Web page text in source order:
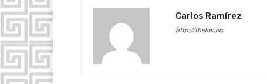
Carlos Ramírez
http://thelos.ec